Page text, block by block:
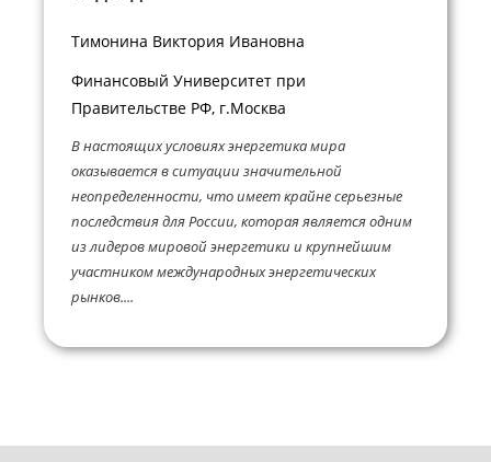
Тимонина Виктория Ивановна
Финансовый Университет при
Правительстве РФ, г.Москва
В настоящих условиях энергетика мира
оказывается в ситуации значительной
неопределенности, что имеет крайне серьезные
последствия для России, которая является одним
из лидеров мировой энергетики и крупнейшим
участником международных энергетических
рынков....